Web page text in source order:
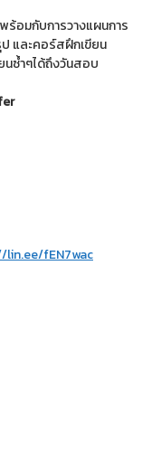
ร้อมกับการวางแผนการ
และคอร์สฝึกเขียน
นซ้ำๆได้ถึงวันสอบ
fEN7wac